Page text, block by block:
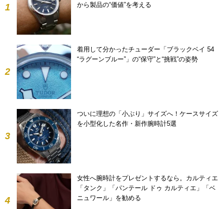
1
から製品の“価値”を考える
2
着用して分かったチューダー「ブラックベイ 54
“ラグーンブルー”」の“保守”と“挑戦”の姿勢
3
ついに理想の「小ぶり」サイズへ！ケースサイズ
を小型化した名作・新作腕時計5選
4
女性へ腕時計をプレゼントするなら。カルティエ
「タンク」「パンテール ドゥ カルティエ」「ベ
ニュワール」を勧める